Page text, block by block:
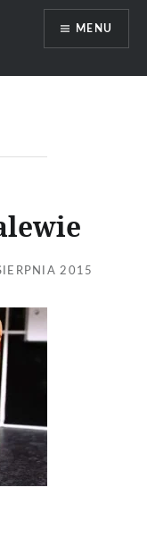
MENU
2015